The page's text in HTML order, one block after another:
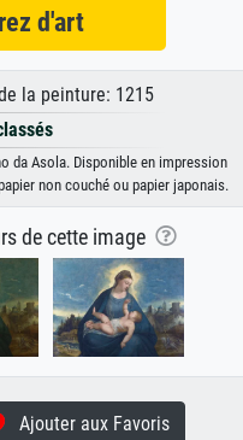
d'art
la peinture: 1215
da Asola. Disponible en impression
non couché ou papier japonais.
de cette image
Ajouter aux Favoris